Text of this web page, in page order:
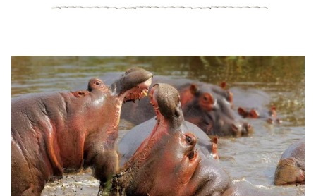
Das Küchenteam sorgt für gesunde und leckere
Verpflegung, während man sich auf Safari befindet.